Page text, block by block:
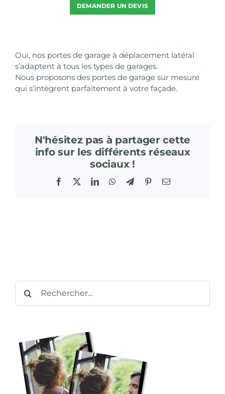
DEMANDER UN DEVIS
Oui, nos portes de garage à déplacement latéral
s’adaptent à tous les types de garages.
Nous proposons des portes de garage sur mesure
qui s’intègrent parfaitement à votre façade.
N'hésitez pas à partager cette
info sur les différents réseaux
sociaux !
Facebook LinkedInWhatsApp
TelegramPinterestEmail
Rechercher: